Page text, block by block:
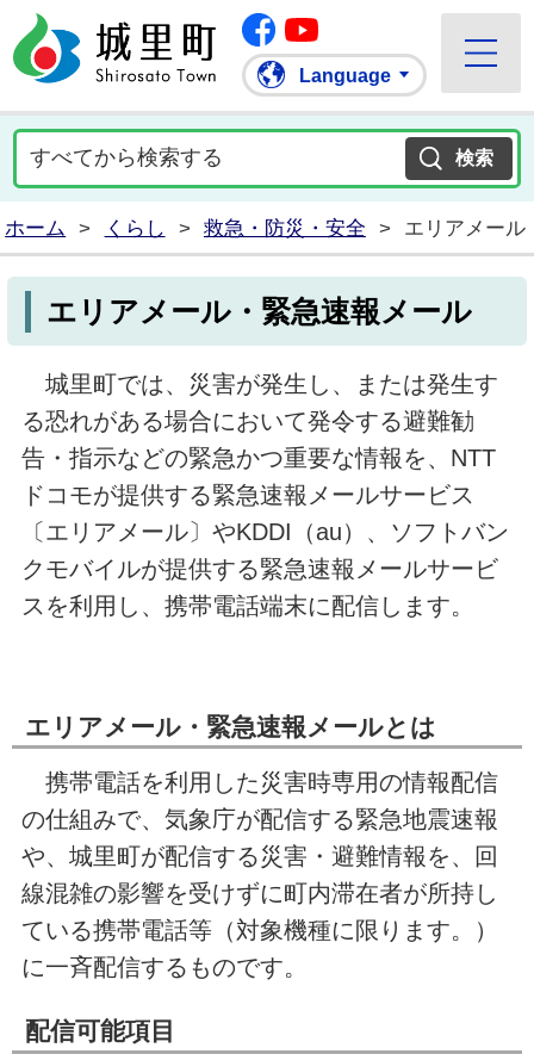
城里町ホームページ
Facebook
Language
ホーム > くらし > 救急・防災・安全 > エリアメール
エリアメール・緊急速報メール
城里町では、災害が発生し、または発生す
る恐れがある場合において発令する避難勧
告・指示などの緊急かつ重要な情報を、NTT
ドコモが提供する緊急速報メールサービス
〔エリアメール〕やKDDI（au）、ソフトバン
クモバイルが提供する緊急速報メールサービ
スを利用し、携帯電話端末に配信します。
エリアメール・緊急速報メールとは
携帯電話を利用した災害時専用の情報配信
の仕組みで、気象庁が配信する緊急地震速報
や、城里町が配信する災害・避難情報を、回
線混雑の影響を受けずに町内滞在者が所持し
ている携帯電話等（対象機種に限ります。）
に一斉配信するものです。
配信可能項目